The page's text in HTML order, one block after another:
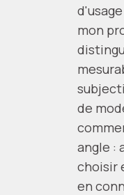
mon
de
angle :
choisir
en